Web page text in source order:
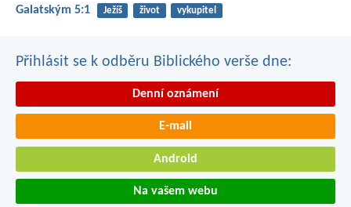
Galatským 5:1 Ježíš život vykupitel
Přihlásit se k odběru Biblického verše dne:
Denní oznámení
E-mail
Android
Na vašem webu